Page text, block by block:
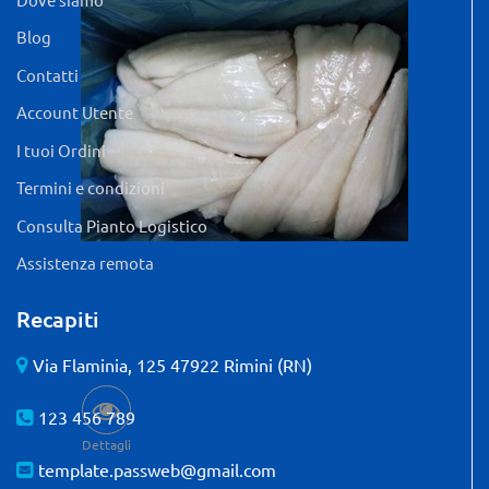
Dettagli
Blog
Contatti
Account Utente
I tuoi Ordini
Termini e condizioni
Consulta Pianto Logistico
Assistenza remota
Recapiti
Via Flaminia, 125 47922 Rimini (RN)
123 456 789
template.passweb@gmail.com